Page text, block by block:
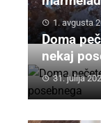
1. avgusta
Doma
nekaj
31. julija